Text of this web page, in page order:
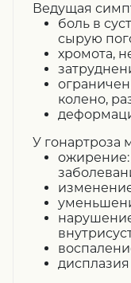
Ведущая
боль в
сырую
хромота,
колено,
У гонартроза
ожирение: